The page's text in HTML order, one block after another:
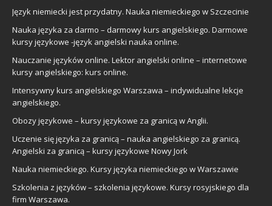
Język niemiecki jest przydatny. Nauka niemieckiego w Szczecinie
Nauka języka za darmo – darmowy kurs angielskiego. Darmowe
kursy językowe -język angielski nauka online.
Nauczanie języków online. Lektor angielski online – internetowe
kursy angielskiego: kurs online.
Intensywny kurs angielskiego Warszawa – indywidualne lekcje
angielskiego.
Obozy językowe – kursy językowe za granicą w Anglii.
Uczenie się języka za granicą – nauka angielskiego za granicą.
Angielski za granicą – kursy językowe Nowy Jork
Nauka niemieckiego. Kursy języka niemieckiego w Warszawie
Szkolenia z języków – szkolenia językowe. Kursy rosyjskiego dla
firm Warszawa.